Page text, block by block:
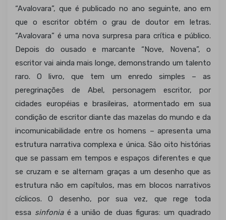
“Avalovara”, que é publicado no ano seguinte, ano em
que o escritor obtém o grau de doutor em letras.
“Avalovara” é uma nova surpresa para crítica e público.
Depois do ousado e marcante “Nove, Novena”, o
escritor vai ainda mais longe, demonstrando um talento
raro. O livro, que tem um enredo simples – as
peregrinações de Abel, personagem escritor, por
cidades européias e brasileiras, atormentado em sua
condição de escritor diante das mazelas do mundo e da
incomunicabilidade entre os homens – apresenta uma
estrutura narrativa complexa e única. São oito histórias
que se passam em tempos e espaços diferentes e que
se cruzam e se alternam graças a um desenho que as
estrutura não em capítulos, mas em blocos narrativos
cíclicos. O desenho, por sua vez, que rege toda
essa sinfoniaé a união de duas figuras: um quadrado